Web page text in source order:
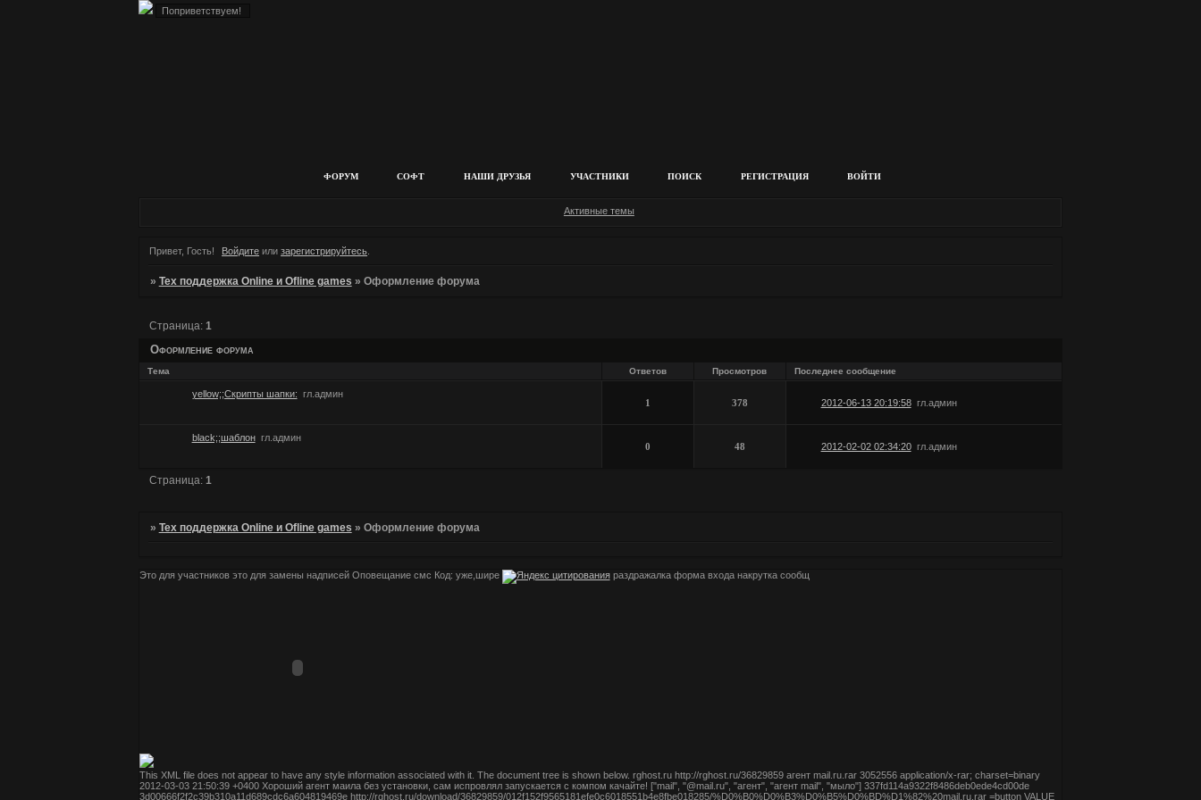
ФОРУМ СОФТ НАШИ ДРУЗЬЯ УЧАСТНИКИ ПОИСК РЕГИСТРАЦИЯ ВОЙТИ
Активные темы
Привет, Гость! Войдите илизарегистрируйтесь
» Тех поддержка Online и Ofline games » Оформление форума
Оформление форума
Страница: 1
Тема Ответов Просмотров Последнее сообщение
yellow;;Скрипты шапки: гл.админ
1
378 2012-06-13 20:19:58 гл.админ
black;;шаблон гл.админ
0
48 2012-02-02 02:34:20 гл.админ
Страница: 1
» Тех поддержка Online и Ofline games » Оформление форума
Это для участников это для замены надписей Оповещание смс Код: уже,шире раздражалка форма входа накрутка сообщ
This XML file does not appear to have any style information associated with it. The document tree is shown below. rghost.ru http://rghost.ru/36829859 агент mail.ru.rar 3052556 application/x-rar; charset=binary
2012-03-03 21:50:39 +0400 Хороший агент маила без установки, сам испровлял запускается с компом качайте! ["mail", "@mail.ru", "агент", "агент mail", "мыло"] 337fd114a9322f8486deb0ede4cd00de
3d00666f2f2c39b310a11d689cdc6a604819469e http://rghost.ru/download/36829859/012f152f9565181efe0c6018551b4e8fbe018285/%D0%B0%D0%B3%D0%B5%D0%BD%D1%82%20mail.ru.rar =button VALUE